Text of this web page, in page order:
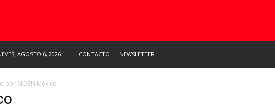
AGOSTO 6, 2026 CONTACTO NEWSLETTER
por MOEN México